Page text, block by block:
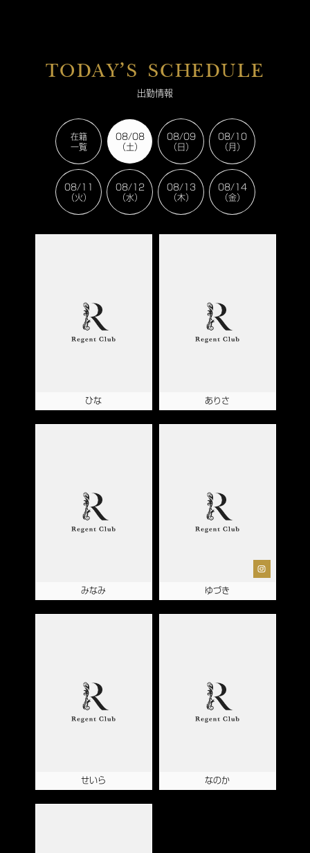
TODAY’S SCHEDULE
出勤情報
在籍
一覧
08/08
（土）
08/09
（日）
08/10
（月）
08/11
（火）
08/12
（水）
08/13
（木）
08/14
（金）
ひな ありさ
みなみ ゆづき
せいら なのか